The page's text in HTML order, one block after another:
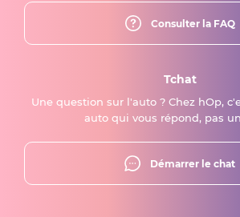
Consulter la FAQ
Tchat
Une question sur l'auto ? Chez hOp,
auto qui vous répond, pas
Démarrer le chat